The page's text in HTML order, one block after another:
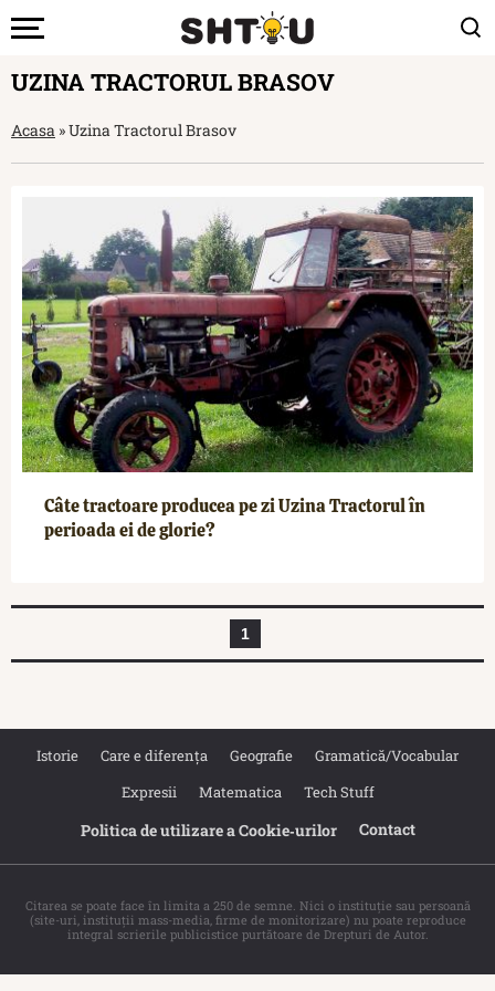
UZINA TRACTORUL BRASOV
Acasa »Uzina Tractorul Brasov
Câte tractoare producea pe zi Uzina Tractorul în
perioada ei de glorie?
1
Istorie Care e diferența Geografie
Gramatică/Vocabular
Expresii
Matematica Tech Stuff
Politica de utilizare a Cookie‐urilor Contact
Citarea se poate face în limita a 250 de semne. Nici o instituţie sau persoană
(site-uri, instituţii mass-media, firme de monitorizare) nu poate reproduce
integral scrierile publicistice purtătoare de Drepturi de Autor.